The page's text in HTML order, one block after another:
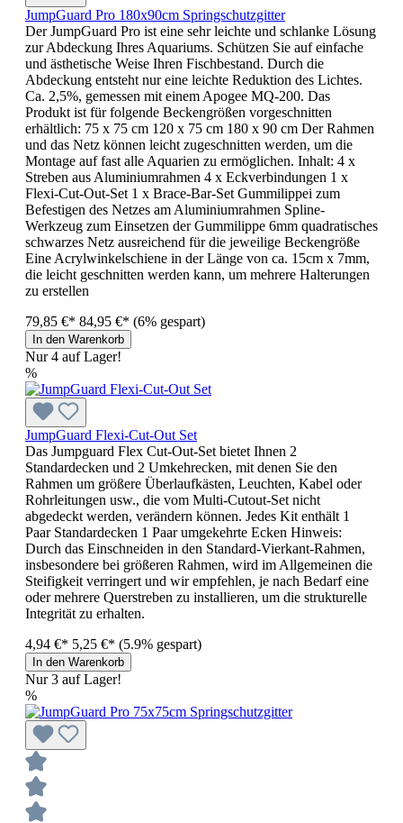
JumpGuard Pro 180x90cm Springschutzgitter
Der JumpGuard Pro ist eine sehr leichte und schlanke Lösung
zur Abdeckung Ihres Aquariums. Schützen Sie auf einfache
und ästhetische Weise Ihren Fischbestand. Durch die
Abdeckung entsteht nur eine leichte Reduktion des Lichtes.
Ca. 2,5%, gemessen mit einem Apogee MQ-200. Das
Produkt ist für folgende Beckengrößen vorgeschnitten
erhältlich: 75 x 75 cm 120 x 75 cm 180 x 90 cm Der Rahmen
und das Netz können leicht zugeschnitten werden, um die
Montage auf fast alle Aquarien zu ermöglichen. Inhalt: 4 x
Streben aus Aluminiumrahmen 4 x Eckverbindungen 1 x
Flexi-Cut-Out-Set 1 x Brace-Bar-Set Gummilippei zum
Befestigen des Netzes am Aluminiumrahmen Spline-
Werkzeug zum Einsetzen der Gummilippe 6mm quadratisches
schwarzes Netz ausreichend für die jeweilige Beckengröße
Eine Acrylwinkelschiene in der Länge von ca. 15cm x 7mm,
die leicht geschnitten werden kann, um mehrere Halterungen
zu erstellen
79,85 €* 84,95 €* (6% gespart)
In den Warenkorb
Nur 4 auf Lager!
%
JumpGuard Flexi-Cut-Out Set
Das Jumpguard Flex Cut-Out-Set bietet Ihnen 2
Standardecken und 2 Umkehrecken, mit denen Sie den
Rahmen um größere Überlaufkästen, Leuchten, Kabel oder
Rohrleitungen usw., die vom Multi-Cutout-Set nicht
abgedeckt werden, verändern können. Jedes Kit enthält 1
Paar Standardecken 1 Paar umgekehrte Ecken Hinweis:
Durch das Einschneiden in den Standard-Vierkant-Rahmen,
insbesondere bei größeren Rahmen, wird im Allgemeinen die
Steifigkeit verringert und wir empfehlen, je nach Bedarf eine
oder mehrere Querstreben zu installieren, um die strukturelle
Integrität zu erhalten.
4,94 €* 5,25 €* (5.9% gespart)
In den Warenkorb
Nur 3 auf Lager!
%